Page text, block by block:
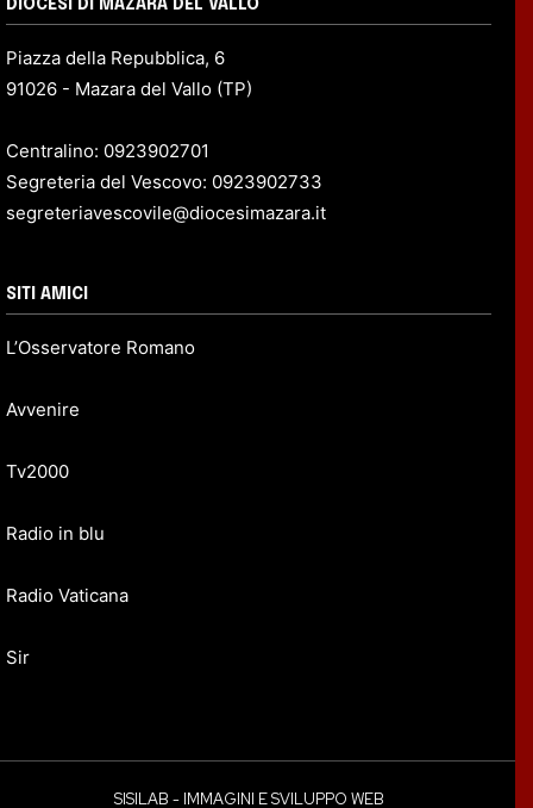
DIOCESI DI MAZARA DEL VALLO
Piazza della Repubblica, 6
91026 - Mazara del Vallo (TP)
Centralino: 0923902701
Segreteria del Vescovo: 0923902733
segreteriavescovile@diocesimazara.it
SITI AMICI
L’Osservatore Romano
Avvenire
Tv2000
Radio in blu
Radio Vaticana
Sir
SISILAB - IMMAGINI E SVILUPPO WEB